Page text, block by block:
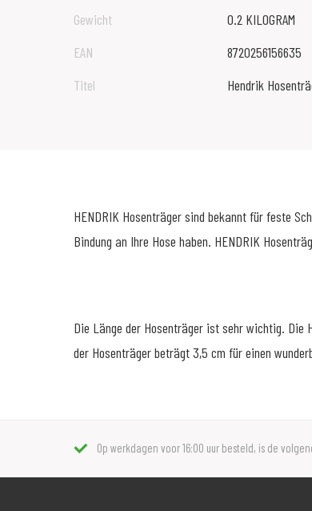
Gewicht
0.2 KILOGRAM
EAN
8720256156635
Titel
Hendrik
HENDRIK Hosenträger sind bekannt für feste
Bindung an Ihre Hose haben. HENDRIK
Die Länge der Hosenträger ist sehr wichtig. Die
der Hosenträger beträgt 3,5 cm für einen
Op werkdagen voor 16:00 uur besteld, is de